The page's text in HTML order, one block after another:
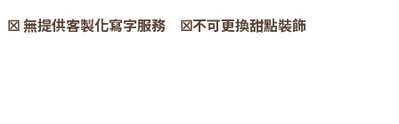
☒ 無提供客製化寫字服務 ☒不可更換甜點裝飾